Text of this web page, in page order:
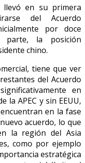
llevó en su primera
del Acuerdo
por doce
la posición
chino.
tiene que ver
del Acuerdo
en
la APEC y sin EEUU,
en la fase
acuerdo, lo que
la región del Asia
como por ejemplo
estratégica